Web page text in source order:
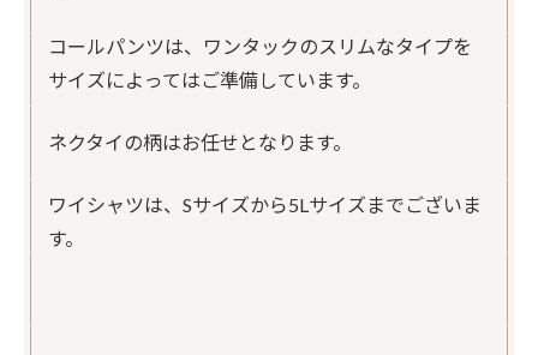
コールパンツは、ワンタックのスリムなタイプを
サイズによってはご準備しています。
ネクタイの柄はお任せとなります。
ワイシャツは、Sサイズから5Lサイズまでございま
す。